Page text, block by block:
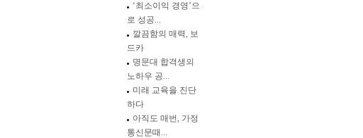
‘최소이익 경영’으
로 성공...
깔끔함의 매력, 보
드카
명문대 합격생의
노하우 공...
미래 교육을 진단
하다
아직도 매번, 가정
통신문때...